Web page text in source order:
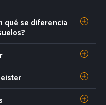
qué se diferencia